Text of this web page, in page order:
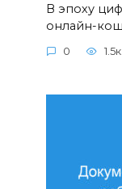
В эпоху
онлайн-
0 1.5к.